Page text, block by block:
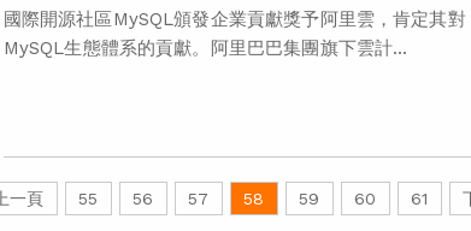
國際開源社區MySQL頒發企業貢獻獎予阿里雲，肯定其對
MySQL生態體系的貢獻。阿里巴巴集團旗下雲計...
上一頁 55 56 57 58 59 60 61